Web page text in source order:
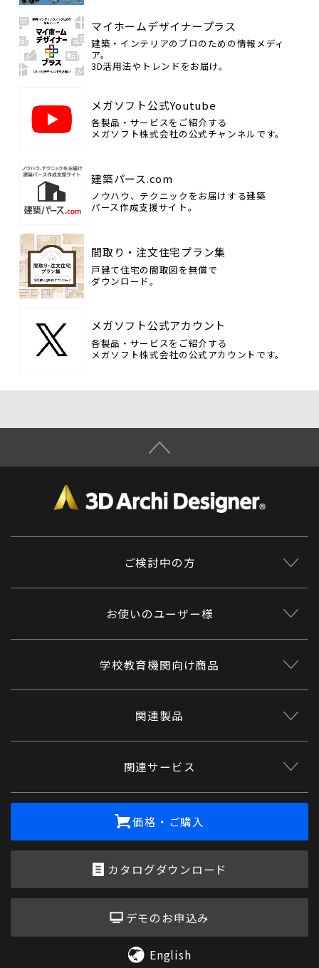
マイホームデザイナープラス
建築・インテリアのプロのための情報メディ
ア。
3D活用法やトレンドをお届け。
メガソフト公式Youtube
各製品・サービスをご紹介する
メガソフト株式会社の公式チャンネルです。
建築パース.com
ノウハウ、テクニックをお届けする建築
パース作成支援サイト。
間取り・注文住宅プラン集
戸建て住宅の間取図を無償で
ダウンロード。
メガソフト公式アカウント
各製品・サービスをご紹介する
メガソフト株式会社の公式アカウントです。
ご検討中の方
お使いのユーザー様
学校教育機関向け商品
関連製品
関連サービス
価格・ご購入
カタログダウンロード
デモのお申込み
English